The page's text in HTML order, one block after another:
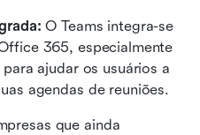
O Teams integra-se
365, especialmente
ajudar os usuários a
agendas de reuniões.
que ainda